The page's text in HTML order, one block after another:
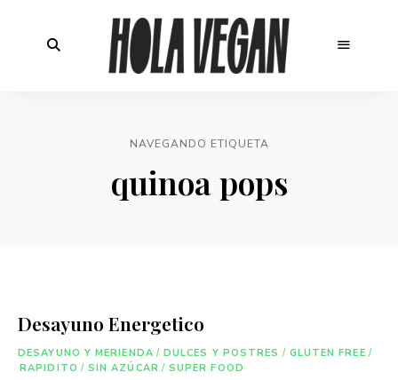
NAVEGANDO ETIQUETA
quinoa pops
Desayuno Energetico
DESAYUNO Y MERIENDA / DULCES Y POSTRES / GLUTEN FREE /
RAPIDITO / SIN AZÚCAR / SUPER FOOD